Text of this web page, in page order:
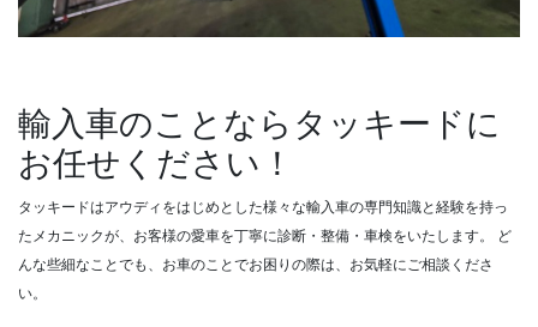
輸入車のことならタッキードに
お任せください！
タッキードはアウディをはじめとした様々な輸入車の専門知識と経験を持っ
たメカニックが、お客様の愛車を丁寧に診断・整備・車検をいたします。
ど
んな些細なことでも、お車のことでお困りの際は、お気軽にご相談くださ
い。